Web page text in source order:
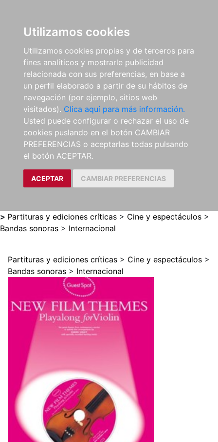
Utilizamos cookies
Utilizamos cookies propias y de terceros para
fines analíticos y mostrarle publicidad
relacionada con sus preferencias, en base a
un perfil elaborado a partir de su hábitos de
navegación (por ejemplo, sitios web
visitados). Clica aquí para más información.
Usted puede configurar o rechazar el uso de
cookies puslando en el botón CAMBIAR
PREFERENCIAS o aceptarlas todas pulsando
el botón ACEPTAR.
ACEPTAR CAMBIAR PREFERENCIAS
> Partituras y ediciones críticas > Cine y espectáculos >
Bandas sonoras > Internacional
Partituras y ediciones críticas > Cine y espectáculos >
Bandas sonoras > Internacional